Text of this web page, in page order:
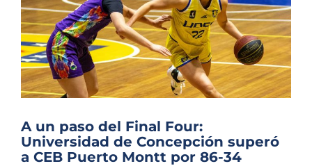
A un paso del Final Four:
Universidad de Concepción superó
a CEB Puerto Montt por 86-34